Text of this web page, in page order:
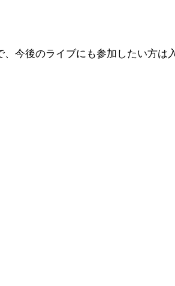
今後のライブにも参加したい方は